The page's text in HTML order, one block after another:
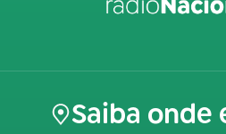
Saiba onde